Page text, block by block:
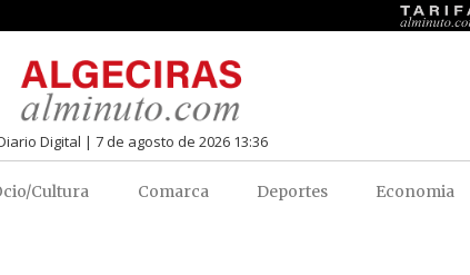
Digital | 7 de agosto de 2026 13:36
Cultura Comarca Deportes Economia